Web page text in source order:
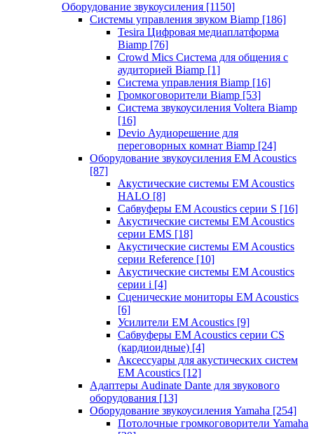
Оборудование звукоусиления [1150]
Системы управления звуком Biamp [186]
Tesira Цифровая медиаплатформа
Biamp [76]
Crowd Mics Система для общения с
аудиторией Biamp [1]
Система управления Biamp [16]
Громкоговорители Biamp [53]
Система звукоусиления Voltera Biamp
[16]
Devio Аудиорешение для
переговорных комнат Biamp [24]
Оборудование звукоусиления EM Acoustics
[87]
Акустические системы EM Acoustics
HALO [8]
Сабвуферы EM Acoustics серии S [16]
Акустические системы EM Acoustics
серии EMS [18]
Акустические системы EM Acoustics
серии Reference [10]
Акустические системы EM Acoustics
серии i [4]
Сценические мониторы EM Acoustics
[6]
Усилители EM Acoustics [9]
Сабвуферы EM Acoustics серии CS
(кардиоидные) [4]
Аксессуары для акустических систем
EM Acoustics [12]
Адаптеры Audinate Dante для звукового
оборудования [13]
Оборудование звукоусиления Yamaha [254]
Потолочные громкоговорители Yamaha